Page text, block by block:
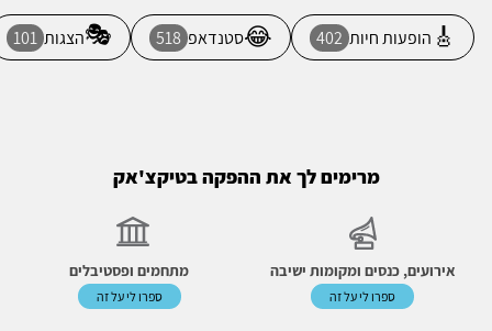
🎸 הופעות חיות 402
😂סטנדאפ 518
🎭הצגות 101
מרימים לך את ההפקה בטיקצ'אק
אירועים, כנסים ומקומות ישיבה
ספרו לי על זה
מתחמים ופסטיבלים
ספרו לי על זה